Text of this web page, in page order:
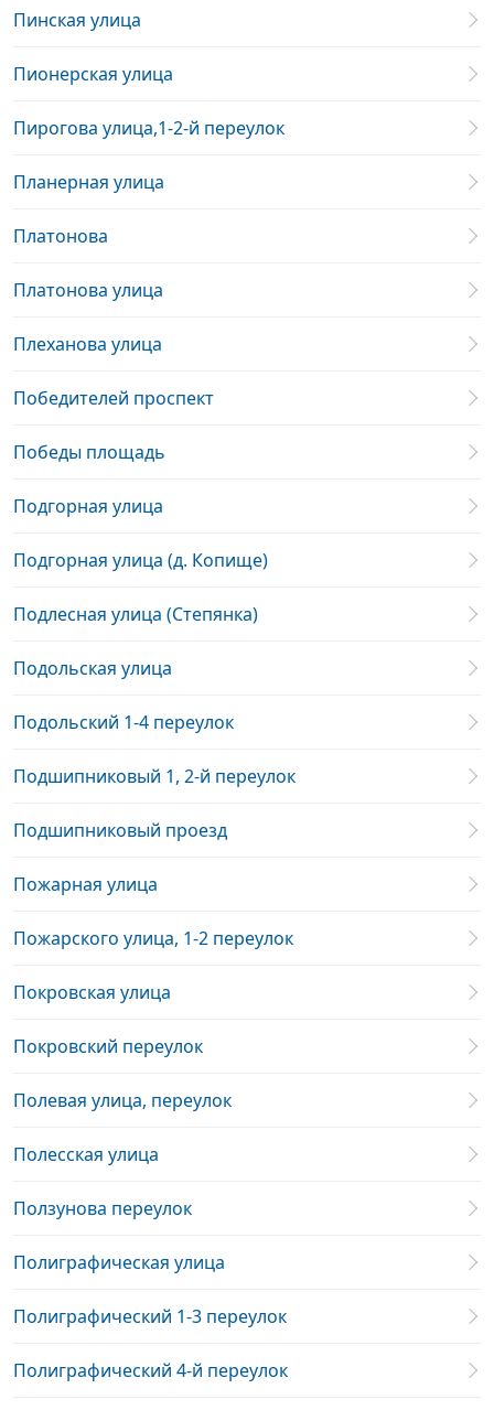
Пинская улица
Пионерская улица
Пирогова улица,1-2-й переулок
Планерная улица
Платонова
Платонова улица
Плеханова улица
Победителей проспект
Победы площадь
Подгорная улица
Подгорная улица (д. Копище)
Подлесная улица (Степянка)
Подольская улица
Подольский 1-4 переулок
Подшипниковый 1, 2-й переулок
Подшипниковый проезд
Пожарная улица
Пожарского улица, 1-2 переулок
Покровская улица
Покровский переулок
Полевая улица, переулок
Полесская улица
Ползунова переулок
Полиграфическая улица
Полиграфический 1-3 переулок
Полиграфический 4-й переулок